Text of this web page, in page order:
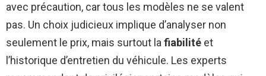
avec précaution, car tous les modèles ne se valent
pas. Un choix judicieux implique d’analyser non
seulement le prix, mais surtout lafiabilité et
l’historique d’entretien du véhicule. Les experts